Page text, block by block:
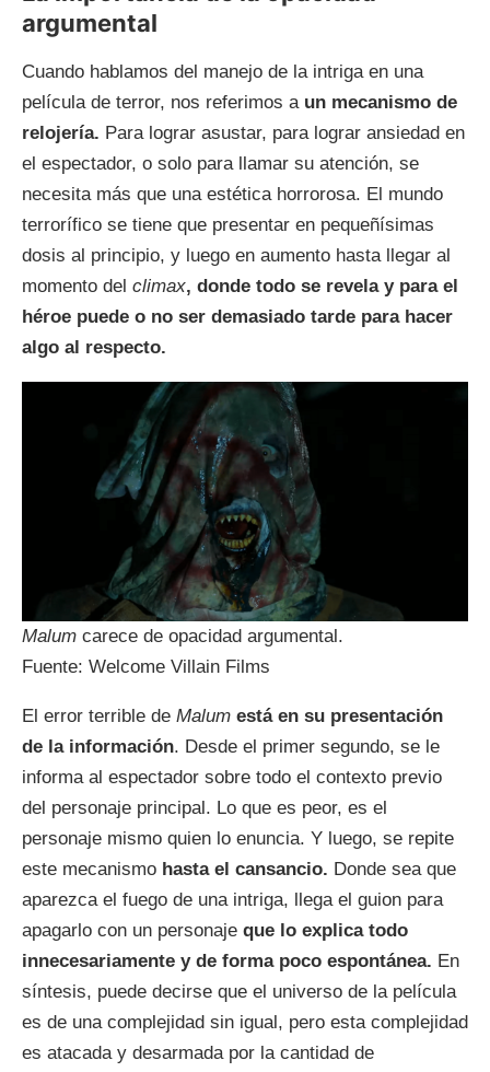
argumental
Cuando hablamos del manejo de la intriga en una
película de terror, nos referimos a un mecanismo de
relojería. Para lograr asustar, para lograr ansiedad en
el espectador, o solo para llamar su atención, se
necesita más que una estética horrorosa. El mundo
terrorífico se tiene que presentar en pequeñísimas
dosis al principio, y luego en aumento hasta llegar al
momento del climax, donde todo se revela y para el
héroe puede o no ser demasiado tarde para hacer
algo al respecto.
Malum carece de opacidad argumental.
Fuente: Welcome Villain Films
El error terrible de Malum está en su presentación
de la información. Desde el primer segundo, se le
informa al espectador sobre todo el contexto previo
del personaje principal. Lo que es peor, es el
personaje mismo quien lo enuncia. Y luego, se repite
este mecanismo hasta el cansancio. Donde sea que
aparezca el fuego de una intriga, llega el guion para
apagarlo con un personaje que lo explica todo
innecesariamente y de forma poco espontánea. En
síntesis, puede decirse que el universo de la película
es de una complejidad sin igual, pero esta complejidad
es atacada y desarmada por la cantidad de